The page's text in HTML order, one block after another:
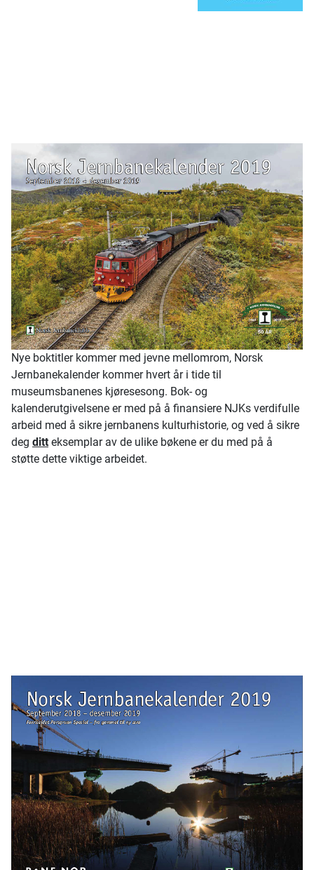
Nye boktitler kommer med jevne mellomrom, Norsk
Jernbanekalender kommer hvert år i tide til
museumsbanenes kjøresesong. Bok- og
kalenderutgivelsene er med på å finansiere NJKs verdifulle
arbeid med å sikre jernbanens kulturhistorie, og ved å sikre
deg ditt eksemplar av de ulike bøkene er du med på å
støtte dette viktige arbeidet.